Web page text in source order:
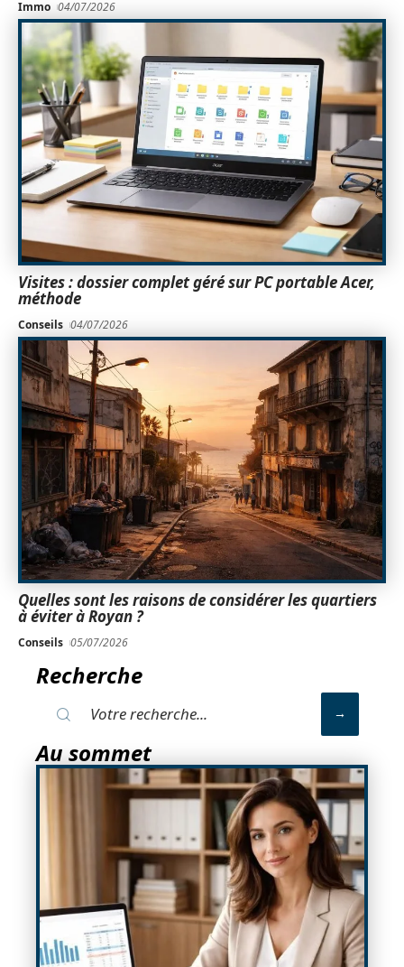
Immo 04/07/2026
Visites : dossier complet géré sur PC portable Acer,
méthode
Conseils 04/07/2026
Quelles sont les raisons de considérer les quartiers
à éviter à Royan ?
Conseils 05/07/2026
Recherche
Au sommet